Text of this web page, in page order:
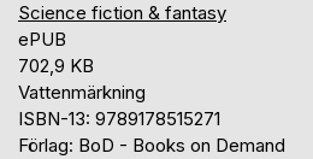
Science fiction & fantasy
ePUB
702,9 KB
Vattenmärkning
ISBN-13: 9789178515271
Förlag: BoD - Books on Demand